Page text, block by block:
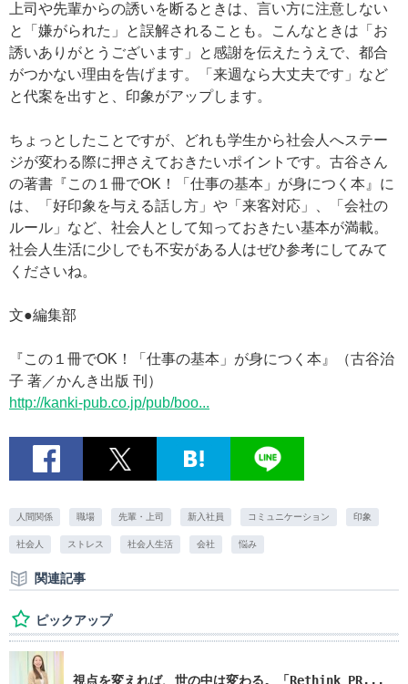
上司や先輩からの誘いを断るときは、言い方に注意しない
と「嫌がられた」と誤解されることも。こんなときは「お
誘いありがとうございます」と感謝を伝えたうえで、都合
がつかない理由を告げます。「来週なら大丈夫です」など
と代案を出すと、印象がアップします。
ちょっとしたことですが、どれも学生から社会人へステー
ジが変わる際に押さえておきたいポイントです。古谷さん
の著書『この１冊でOK！「仕事の基本」が身につく本』に
は、「好印象を与える話し方」や「来客対応」、「会社の
ルール」など、社会人として知っておきたい基本が満載。
社会人生活に少しでも不安がある人はぜひ参考にしてみて
くださいね。
文●編集部
『この１冊でOK！「仕事の基本」が身につく本』（古谷治
子 著／かんき出版 刊）
http://kanki-pub.co.jp/pub/boo...
人間関係 職場 先輩・上司 新入社員 コミュニケーション 印象
社会人 ストレス 社会人生活 会社 悩み
関連記事
ピックアップ
視点を変えれば、世の中は変わる。「Rethink PR...